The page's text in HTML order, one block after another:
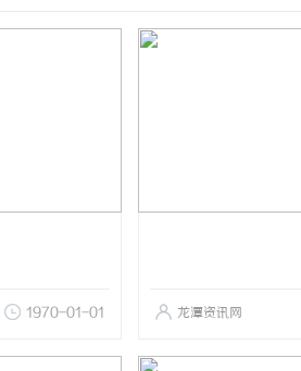
1970-01-01 龙潭资讯网